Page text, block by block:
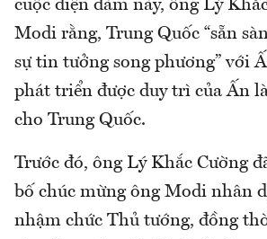
cuộc điện đàm này, ông Lý
Modi rằng, Trung Quốc “sẵn
sự tin tưởng song phương” với
phát triển được duy trì của Ấn
cho Trung Quốc.
Trước đó, ông Lý Khắc Cường
bố chúc mừng ông Modi nhân
nhậm chức Thủ tướng, đồng